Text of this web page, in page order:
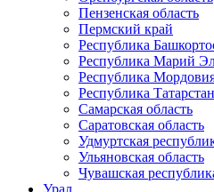
Пензенская область
Пермский край
Республика
Республика Марий
Республика
Республика Татарстан
Самарская область
Саратовская область
Удмуртская
Ульяновская область
Чувашская
Урал